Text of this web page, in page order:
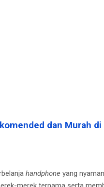
dan Murah
handphone yang